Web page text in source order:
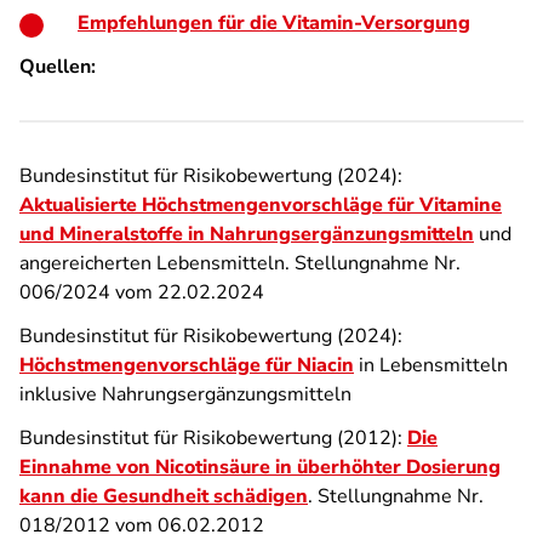
Empfehlungen für die Vitamin-Versorgung
Quellen:
Bundesinstitut für Risikobewertung (2024):
Aktualisierte Höchstmengenvorschläge für Vitamine
und Mineralstoffe in Nahrungsergänzungsmitteln und
angereicherten Lebensmitteln. Stellungnahme Nr.
006/2024 vom 22.02.2024
Bundesinstitut für Risikobewertung (2024):
Höchstmengenvorschläge für Niacin in Lebensmitteln
inklusive Nahrungsergänzungsmitteln
Bundesinstitut für Risikobewertung (2012): Die
Einnahme von Nicotinsäure in überhöhter Dosierung
kann die Gesundheit schädigen. Stellungnahme Nr.
018/2012 vom 06.02.2012